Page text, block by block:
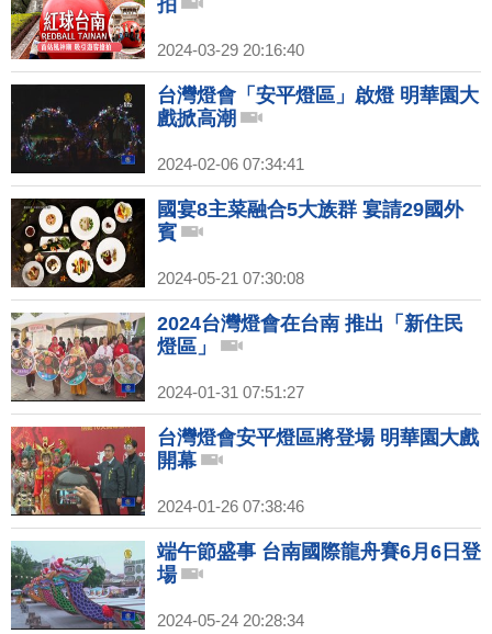
拍
2024-03-29 20:16:40
台灣燈會「安平燈區」啟燈 明華園大
戲掀高潮
2024-02-06 07:34:41
國宴8主菜融合5大族群 宴請29國外
賓
2024-05-21 07:30:08
2024台灣燈會在台南 推出「新住民
燈區」
2024-01-31 07:51:27
台灣燈會安平燈區將登場 明華園大戲
開幕
2024-01-26 07:38:46
端午節盛事 台南國際龍舟賽6月6日登
場
2024-05-24 20:28:34